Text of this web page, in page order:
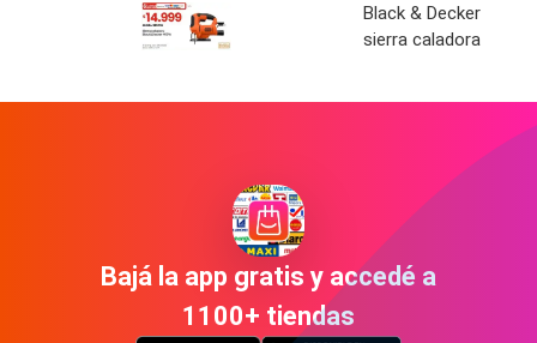
Black & Decker
sierra caladora
Bajá la app gratis y accedé a
1100+ tiendas